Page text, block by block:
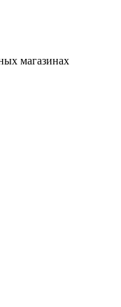
магазинах